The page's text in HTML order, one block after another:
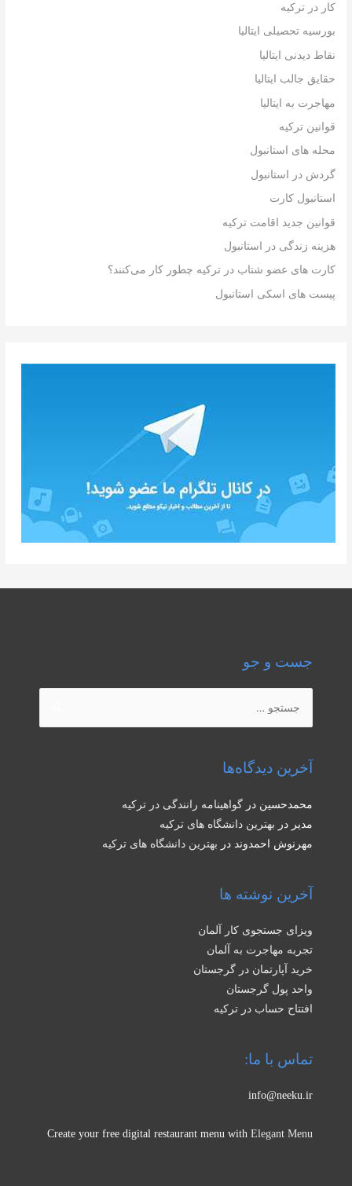
کار در ترکیه
بورسیه تحصیلی ایتالیا
نقاط دیدنی ایتالیا
حقایق جالب ایتالیا
مهاجرت به ایتالیا
قوانین ترکیه
محله های استانبول
گردش در استانبول
استانبول کارت
قوانین جدید اقامت ترکیه
هزینه زندگی در استانبول
کارت های عضو شتاب در ترکیه چطور کار می‌کنند؟
پیست های اسکی استانبول
جست و جو
برای:
آخرین دیدگاه‌ها
محمدحسین در گواهینامه رانندگی در ترکیه
مدیر در بهترین دانشگاه های ترکیه
مهرنوش احمدوند در بهترین دانشگاه های ترکیه
آخرین نوشته ها
ویزای جستجوی کار آلمان
تجربه مهاجرت به آلمان
خرید آپارتمان در گرجستان
واحد پول گرجستان
افتتاح حساب در ترکیه
تماس با ما:
info@neeku.ir
Create your free digital restaurant menu with Elegant Menu